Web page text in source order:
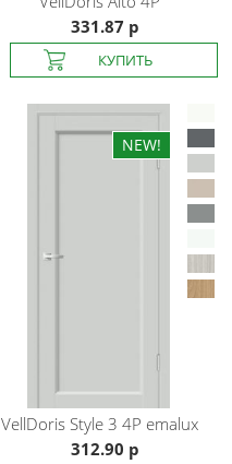
331.87 р
VellDoris Style 3 4P emalux
312.90 р